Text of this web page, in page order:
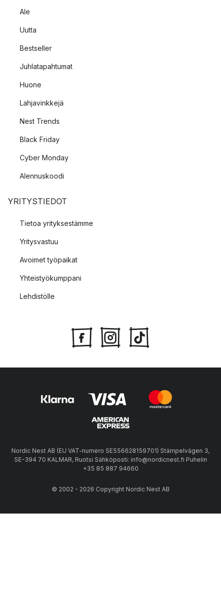
Ale
Uutta
Bestseller
Juhlatapahtumat
Huone
Lahjavinkkejä
Nest Trends
Black Friday
Cyber Monday
Alennuskoodi
YRITYSTIEDOT
Tietoa yrityksestämme
Yritysvastuu
Avoimet työpaikat
Yhteistyökumppani
Lehdistölle
Nordic Nest AB (EU VAT-numero SE556628159701) Stämpelvägen 3,
SE-394 70 KALMAR, Ruotsi Sähköposti: info@nordicnest.fi Puhelin
+35 85 887 94660
© 2002 - 2026 Copyright Nordic Nest AB